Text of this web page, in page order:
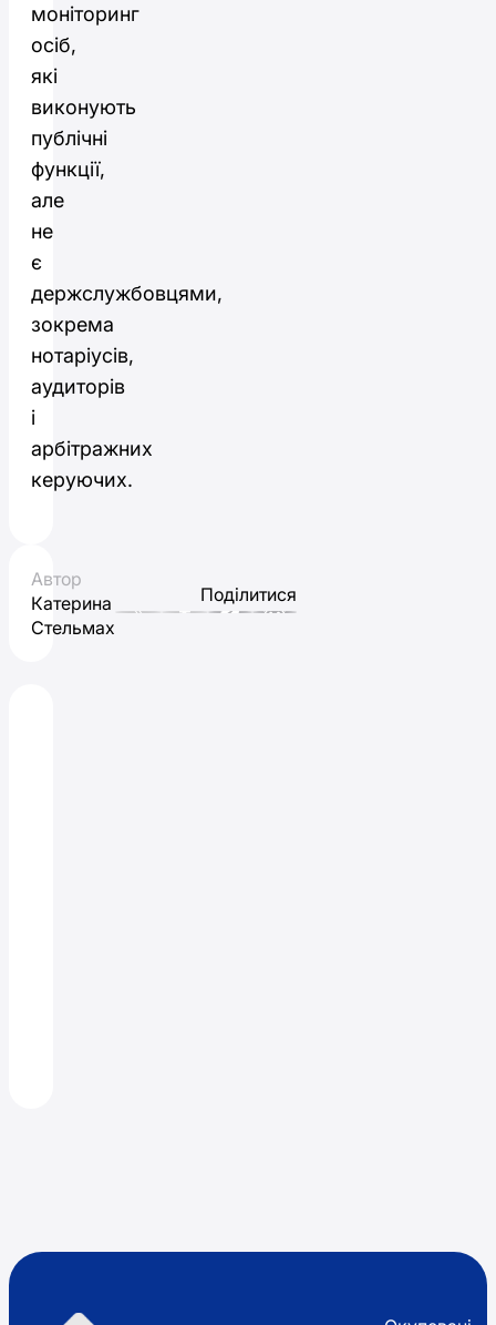
моніторинг
осіб,
які
виконують
публічні
функції,
але
не
є
держслужбовцями,
зокрема
нотаріусів,
аудиторів
і
арбітражних
керуючих.
Автор
Катерина
Стельмах
Поділитися